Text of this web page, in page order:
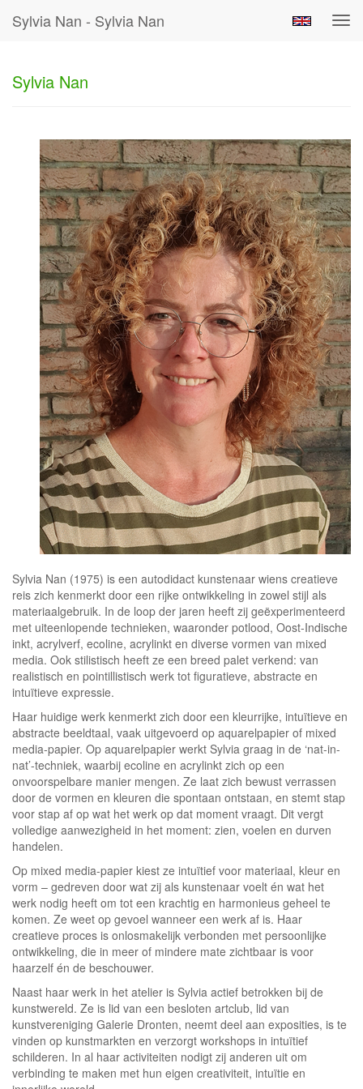
Sylvia Nan - Sylvia Nan
Sylvia Nan
Sylvia Nan (1975) is een autodidact kunstenaar wiens creatieve
reis zich kenmerkt door een rijke ontwikkeling in zowel stijl als
materiaalgebruik. In de loop der jaren heeft zij geëxperimenteerd
met uiteenlopende technieken, waaronder potlood, Oost-Indische
inkt, acrylverf, ecoline, acrylinkt en diverse vormen van mixed
media. Ook stilistisch heeft ze een breed palet verkend: van
realistisch en pointillistisch werk tot figuratieve, abstracte en
intuïtieve expressie.
Haar huidige werk kenmerkt zich door een kleurrijke, intuïtieve en
abstracte beeldtaal, vaak uitgevoerd op aquarelpapier of mixed
media-papier. Op aquarelpapier werkt Sylvia graag in de ‘nat-in-
nat’-techniek, waarbij ecoline en acrylinkt zich op een
onvoorspelbare manier mengen. Ze laat zich bewust verrassen
door de vormen en kleuren die spontaan ontstaan, en stemt stap
voor stap af op wat het werk op dat moment vraagt. Dit vergt
volledige aanwezigheid in het moment: zien, voelen en durven
handelen.
Op mixed media-papier kiest ze intuïtief voor materiaal, kleur en
vorm – gedreven door wat zij als kunstenaar voelt én wat het
werk nodig heeft om tot een krachtig en harmonieus geheel te
komen. Ze weet op gevoel wanneer een werk af is. Haar
creatieve proces is onlosmakelijk verbonden met persoonlijke
ontwikkeling, die in meer of mindere mate zichtbaar is voor
haarzelf én de beschouwer.
Naast haar werk in het atelier is Sylvia actief betrokken bij de
kunstwereld. Ze is lid van een besloten artclub, lid van
kunstvereniging Galerie Dronten, neemt deel aan exposities, is te
vinden op kunstmarkten en verzorgt workshops in intuïtief
schilderen. In al haar activiteiten nodigt zij anderen uit om
verbinding te maken met hun eigen creativiteit, intuïtie en